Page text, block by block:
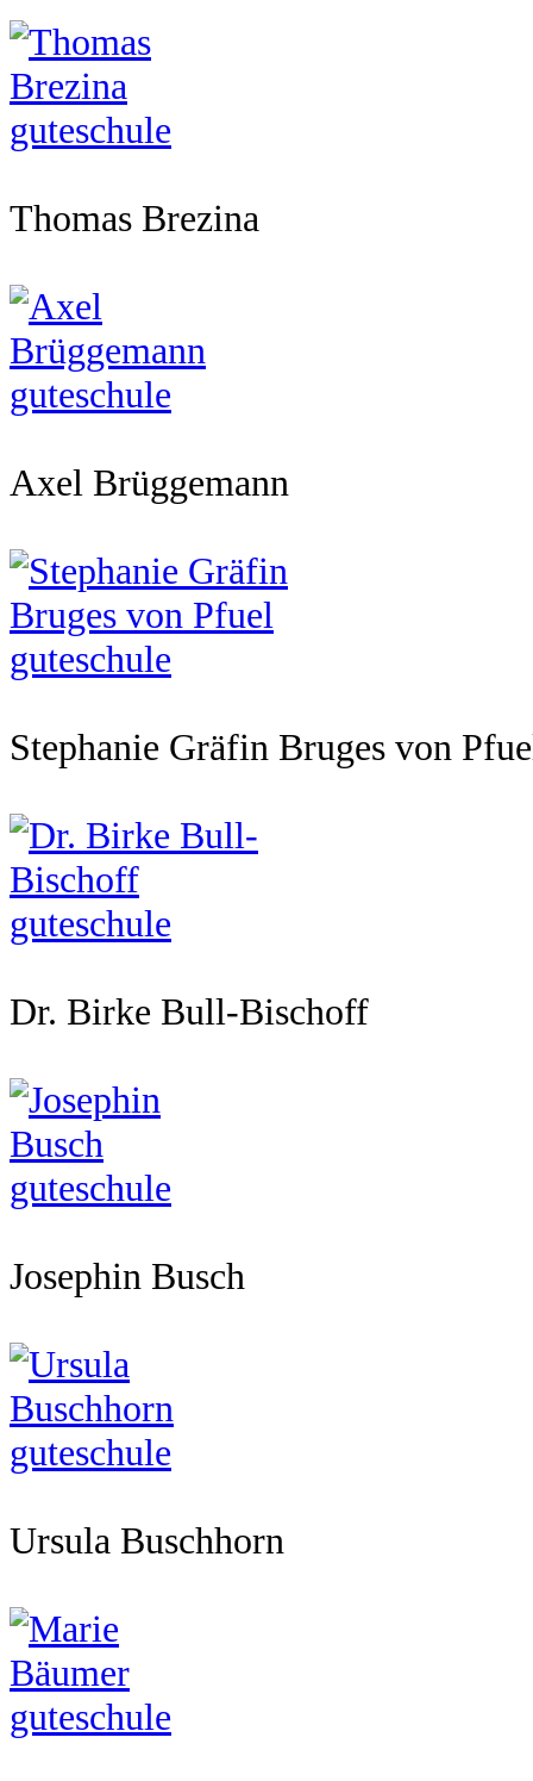
Thomas Brezina
Axel Brüggemann
Stephanie Gräfin Bruges von
Dr. Birke Bull-Bischoff
Josephin Busch
Ursula Buschhorn